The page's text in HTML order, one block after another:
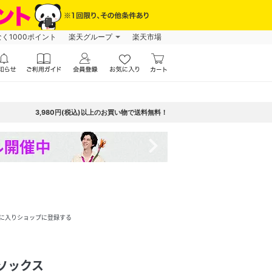
1000ポイント 楽天グループ 楽天市場
3,980円(税込)以上のお買い物で送料無料！
入りショップに登録する
ックス